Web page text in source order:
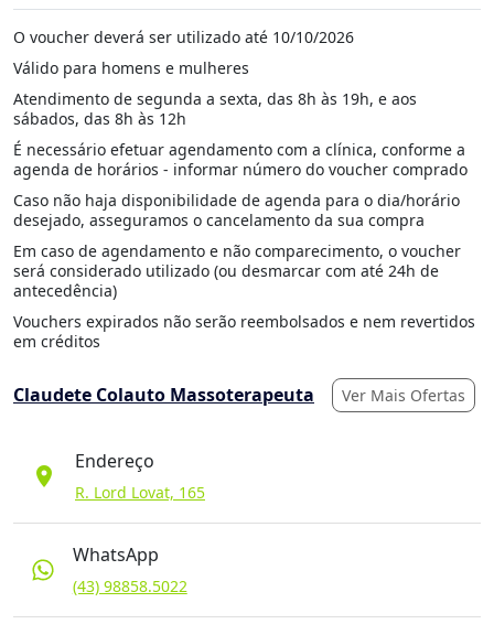
O voucher deverá ser utilizado até 10/10/2026
Válido para homens e mulheres
Atendimento de segunda a sexta, das 8h às 19h, e aos
sábados, das 8h às 12h
É necessário efetuar agendamento com a clínica, conforme a
agenda de horários - informar número do voucher comprado
Caso não haja disponibilidade de agenda para o dia/horário
desejado, asseguramos o cancelamento da sua compra
Em caso de agendamento e não comparecimento, o voucher
será considerado utilizado (ou desmarcar com até 24h de
antecedência)
Vouchers expirados não serão reembolsados e nem revertidos
em créditos
Claudete Colauto Massoterapeuta Ver Mais Ofertas
location_on
Endereço
R. Lord Lovat, 165
WhatsApp
(43) 98858.5022